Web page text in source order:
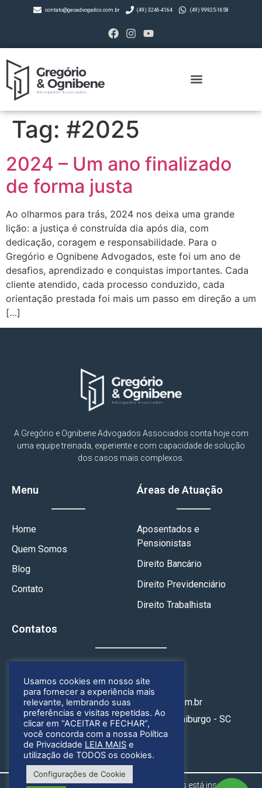
contato@geoadvogados.com.br (49) 3246-4164 (49) 99925-1658
Tag: #2025
2024 – Um ano finalizado
de forma justa
Ao olharmos para trás, 2024 nos deixa uma grande
lição: a justiça é construída dia após dia, com
dedicação, coragem e responsabilidade. Para o
Gregório e Ognibene Advogados, este foi um ano de
desafios, aprendizado e conquistas importantes. Cada
cliente atendido, cada processo conduzido, cada
orientação prestada foi mais um passo em direção a um
[…]
A Gregório e Ognibene Advogados Associados conta hoje com
uma equipe treinada, experiente e com capacidade de solução
dos casos mais complexos.
Menu
Home
Quem Somos
Blog
Contato
Áreas de Atuação
Aposentados e
Pensionistas
Direito Bancário
Direito Previdenciário
Direito Trabalhista
Contatos
(49) 99925-1658
contato@geoadvogados.com.br
Rua Nereu Ramos, 314, Centro, Fraiburgo - SC
Gregório & Ognibene Advogados Associados está inscrita na
Usamos cookies em nosso site
para fornecer a experiência mais
relevante, lembrando suas
preferências e visitas repetidas. Ao
clicar em “ACEITAR e FECHAR”,
você concorda com a nossa Política
de Privacidade LEIA MAIS e
utilização de TODOS os cookies.
Configurações de Cookie